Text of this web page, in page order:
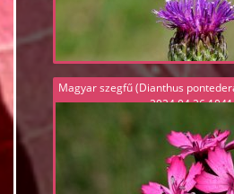
Magyar szegfű (Dianthus
2024.04.26